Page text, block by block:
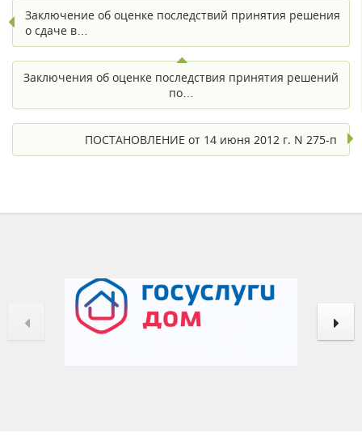
Заключение об оценке последствий принятия решения
о сдаче в…
Заключения об оценке последствия принятия решений
по…
ПОСТАНОВЛЕНИЕ от 14 июня 2012 г. N 275-п